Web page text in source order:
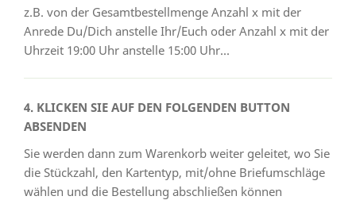
z.B. von der Gesamtbestellmenge Anzahl x mit der
Anrede Du/Dich anstelle Ihr/Euch oder Anzahl x mit der
Uhrzeit 19:00 Uhr anstelle 15:00 Uhr...
4. KLICKEN SIE AUF DEN FOLGENDEN BUTTON
ABSENDEN
Sie werden dann zum Warenkorb weiter geleitet, wo Sie
die Stückzahl, den Kartentyp, mit/ohne Briefumschläge
wählen und die Bestellung abschließen können